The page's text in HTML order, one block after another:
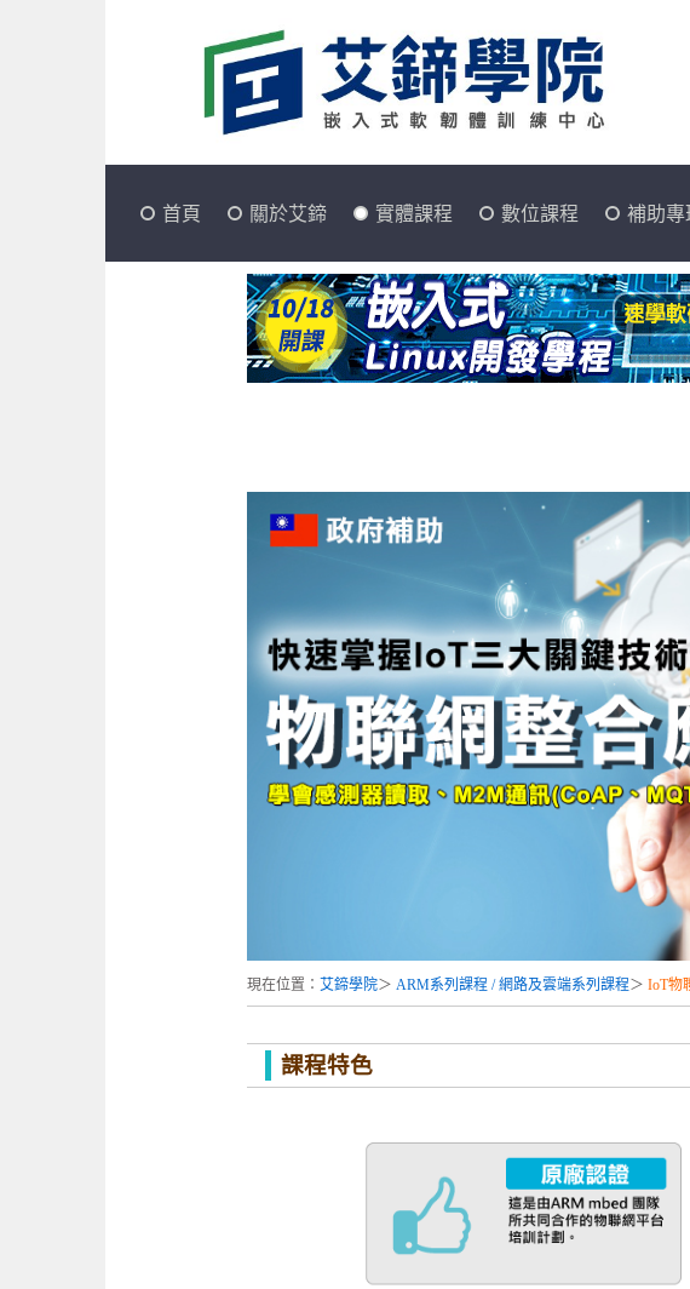
首頁 關於艾鍗 實體課程 數位課程 補助專
現在位置： 艾鍗學院＞ ARM系列課程 / 網路及雲端系列課程＞ IoT物
課程特色